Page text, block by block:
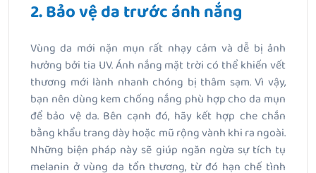
2. Bảo vệ da trước ánh nắng
Vùng da mới nặn mụn rất nhạy cảm và dễ bị ảnh
hưởng bởi tia UV. Ánh nắng mặt trời có thể khiến vết
thương mới lành nhanh chóng bị thâm sạm. Vì vậy,
bạn nên dùng kem chống nắng phù hợp cho da mụn
để bảo vệ da. Bên cạnh đó, hãy kết hợp che chắn
bằng khẩu trang dày hoặc mũ rộng vành khi ra ngoài.
Những biện pháp này sẽ giúp ngăn ngừa sự tích tụ
melanin ở vùng da tổn thương, từ đó hạn chế tình